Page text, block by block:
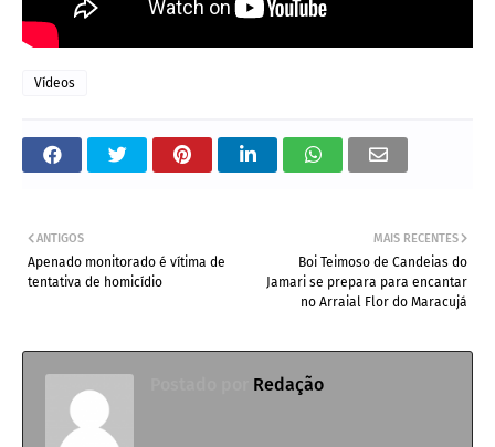
Vídeos
MAIS RECENTES
Boi Teimoso de Candeias do
Jamari se prepara para encantar
no Arraial Flor do Maracujá
ANTIGOS
Apenado monitorado é vítima de
tentativa de homicídio
Redação